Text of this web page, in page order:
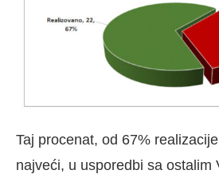
Taj procenat, od 67%
najveći, u usporedbi sa ostalim